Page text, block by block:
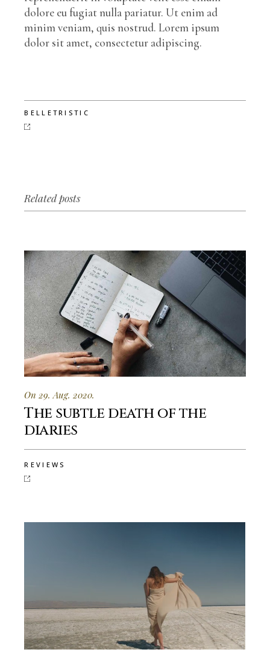
dolore eu fugiat nulla pariatur. Ut enim ad
minim veniam, quis nostrud. Lorem ipsum
dolor sit amet, consectetur adipiscing.
BELLETRISTIC
Related posts
On 29. Aug. 2020.
The subtle death of the
diaries
REVIEWS